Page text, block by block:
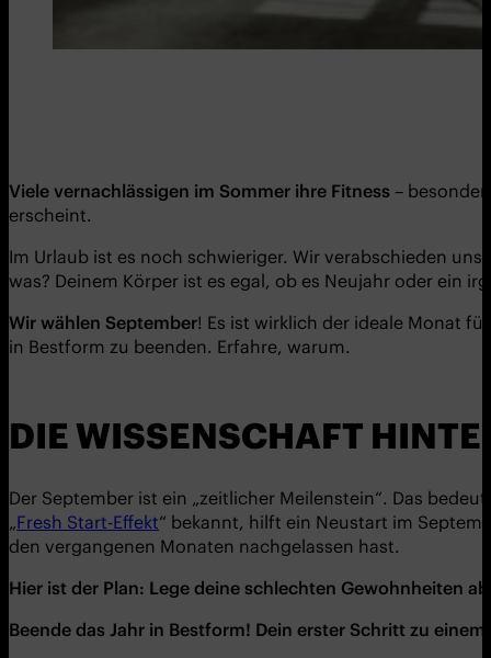
Viele vernachlässigen im Sommer ihre Fitness –
erscheint.
Im Urlaub ist es noch schwieriger. Wir verabschieden
was? Deinem Körper ist es egal, ob es Neujahr oder ein
Wir wählen September! Es ist wirklich der ideale Monat
in Bestform zu beenden. Erfahre, warum.
DIE WISSENSCHAFT
Der September ist ein „zeitlicher Meilenstein“. Das
„Fresh Start-Effekt“ bekannt, hilft ein Neustart im
den vergangenen Monaten nachgelassen hast.
Hier ist der Plan: Lege deine schlechten Gewohnheiten
Beende das Jahr in Bestform! Dein erster Schritt zu einem